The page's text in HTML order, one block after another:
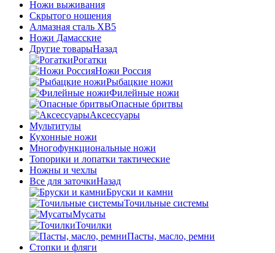
Ножи выживания
Скрытого ношения
Алмазная сталь ХВ5
Ножи Дамасские
Другие товарыНазад
Рогатки
Ножи Россия
Рыбацкие ножи
Филейные ножи
Опасные бритвы
Аксессуары
Мультитулы
Кухонные ножи
Многофункциональные ножи
Топорики и лопатки тактические
Ножны и чехлы
Все для заточкиНазад
Бруски и камни
Точильные системы
Мусаты
Точилки
Пасты, масло, ремни
Стопки и фляги